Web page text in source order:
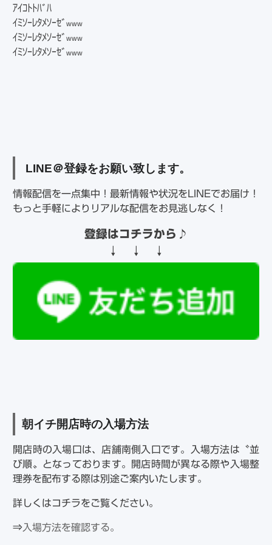
ｱｲｺﾄﾄﾊﾞﾊ
ｲﾐｿｰﾚﾀﾒｿｰｾﾞ www
ｲﾐｿｰﾚﾀﾒｿｰｾﾞ www
ｲﾐｿｰﾚﾀﾒｿｰｾﾞ www
LINE＠登録をお願い致します。
情報配信を一点集中！最新情報や状況をLINEでお届け！
もっと手軽によりリアルな配信をお見逃しなく！
登録はコチラから ♪
↓ ↓ ↓
朝イチ開店時の入場方法
開店時の入場口は、店舗南側入口です。入場方法は〝並
び順〟となっております。開店時間が異なる際や入場整
理券を配布する際は別途ご案内いたします。
詳しくはコチラをご覧ください。
⇒入場方法を確認する。